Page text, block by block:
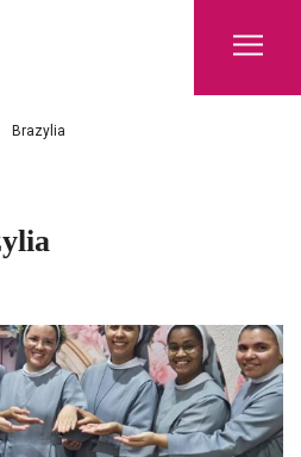
Brazylia